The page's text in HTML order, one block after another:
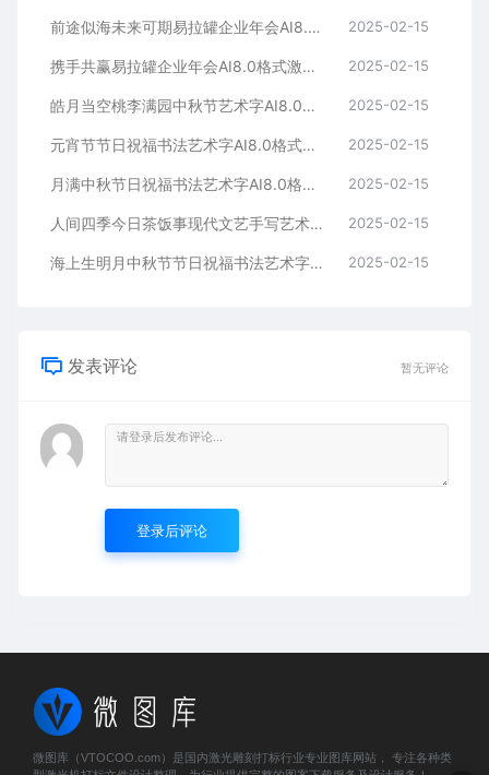
前途似海未来可期易拉罐企业年会AI8.0格式激光打标文件通用矢量图 2025-02-15
携手共赢易拉罐企业年会AI8.0格式激光打标文件通用矢量图 2025-02-15
皓月当空桃李满园中秋节艺术字AI8.0格式激光打标文件通用矢量图 2025-02-15
元宵节节日祝福书法艺术字AI8.0格式激光打标文件通用矢量图 2025-02-15
月满中秋节日祝福书法艺术字AI8.0格式激光打标文件通用矢量图 2025-02-15
人间四季今日茶饭事现代文艺手写艺术字AI8.0格式激光打标文件通用矢量图 2025-02-15
海上生明月中秋节节日祝福书法艺术字AI8.0格式激光打标文件通用矢量图 2025-02-15
发表评论 暂无评论
登录后评论
微图库（VTOCOO.com）是国内激光雕刻打标行业专业图库网站， 专注各种类